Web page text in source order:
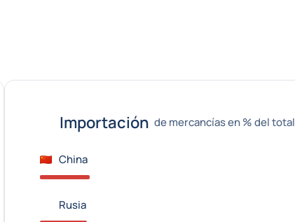
Importación de mercancías en % del total
China
Rusia